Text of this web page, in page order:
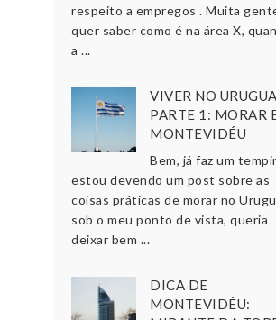
respeito a empregos . Muita
quer saber como é na área X,
a ...
VIVER NO
PARTE 1: MORAR
MONTEVIDÉU
Bem, já faz um
estou devendo um post sobre as
coisas práticas de morar no
sob o meu ponto de vista, queria
deixar bem ...
DICA DE
MONTEVIDÉU: